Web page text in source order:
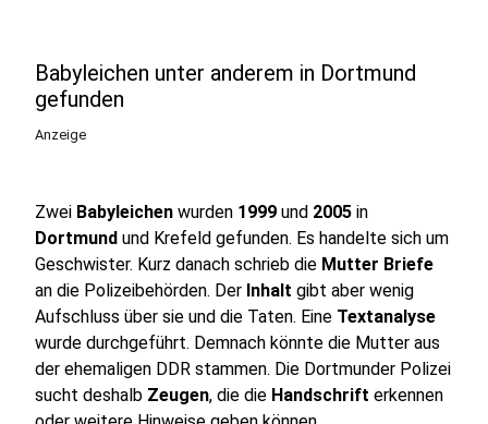
Babyleichen unter anderem in Dortmund
gefunden
Anzeige
Zwei Babyleichen wurden 1999 und 2005 in
Dortmund und Krefeld gefunden. Es handelte sich um
Geschwister. Kurz danach schrieb die Mutter Briefe
an die Polizeibehörden. Der Inhalt gibt aber wenig
Aufschluss über sie und die Taten. Eine Textanalyse
wurde durchgeführt. Demnach könnte die Mutter aus
der ehemaligen DDR stammen. Die Dortmunder Polizei
sucht deshalb Zeugen, die die Handschrift erkennen